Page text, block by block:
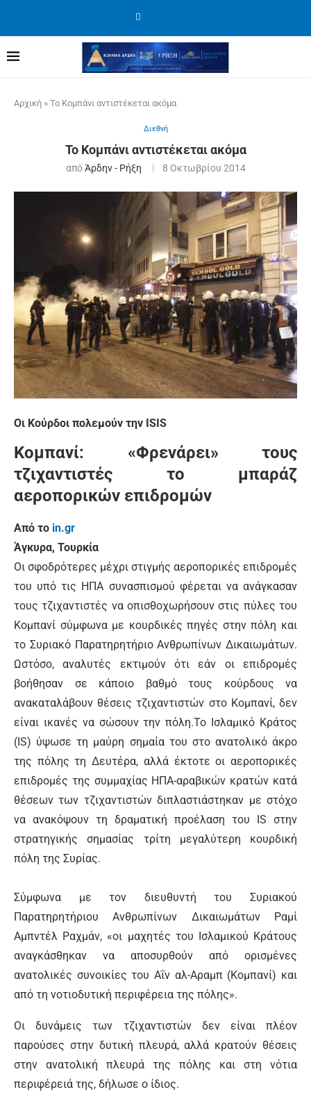
Αρχική » To Κομπάνι αντιστέκεται ακόμα
Διεθνή
To Κομπάνι αντιστέκεται ακόμα
απόΆρδην - Ρήξη 8 Οκτωβρίου 2014
Οι Κούρδοι πολεμούν την ISIS
Κομπανί: «Φρενάρει» τους
τζιχαντιστές το μπαράζ
αεροπορικών επιδρομών
Από το in.gr
Άγκυρα, Τουρκία
Οι σφοδρότερες μέχρι στιγμής αεροπορικές επιδρομές
του υπό τις ΗΠΑ συνασπισμού φέρεται να ανάγκασαν
τους τζιχαντιστές να οπισθοχωρήσουν στις πύλες του
Κομπανί σύμφωνα με κουρδικές πηγές στην πόλη και
το Συριακό Παρατηρητήριο Ανθρωπίνων Δικαιωμάτων.
Ωστόσο, αναλυτές εκτιμούν ότι εάν οι επιδρομές
βοήθησαν σε κάποιο βαθμό τους κούρδους να
ανακαταλάβουν θέσεις τζιχαντιστών στο Κομπανί, δεν
είναι ικανές να σώσουν την πόλη.Το Ισλαμικό Κράτος
(IS) ύψωσε τη μαύρη σημαία του στο ανατολικό άκρο
της πόλης τη Δευτέρα, αλλά έκτοτε οι αεροπορικές
επιδρομές της συμμαχίας ΗΠΑ-αραβικών κρατών κατά
θέσεων των τζιχαντιστών διπλαστιάστηκαν με στόχο
να ανακόψουν τη δραματική προέλαση του IS στην
στρατηγικής σημασίας τρίτη μεγαλύτερη κουρδική
πόλη της Συρίας.
Σύμφωνα με τον διευθυντή του Συριακού
Παρατηρητήριου Ανθρωπίνων Δικαιωμάτων Ραμί
Αμπντέλ Ραχμάν, «οι μαχητές του Ισλαμικού Κράτους
αναγκάσθηκαν να αποσυρθούν από ορισμένες
ανατολικές συνοικίες του Αΐν αλ-Αραμπ (Κομπανί) και
από τη νοτιοδυτική περιφέρεια της πόλης».
Οι δυνάμεις των τζιχαντιστών δεν είναι πλέον
παρούσες στην δυτική πλευρά, αλλά κρατούν θέσεις
στην ανατολική πλευρά της πόλης και στη νότια
περιφέρειά της, δήλωσε ο ίδιος.